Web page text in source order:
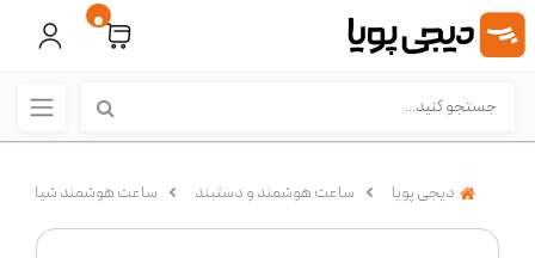
0
دیجی پویا ساعت هوشمند و دستبند ساعت هوشمند شیائومی